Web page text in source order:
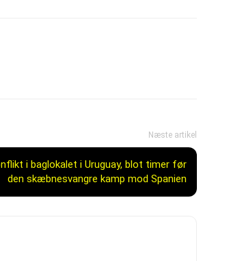
Næste artikel
i baglokalet i Uruguay, blot timer før
den skæbnesvangre kamp mod Spanien